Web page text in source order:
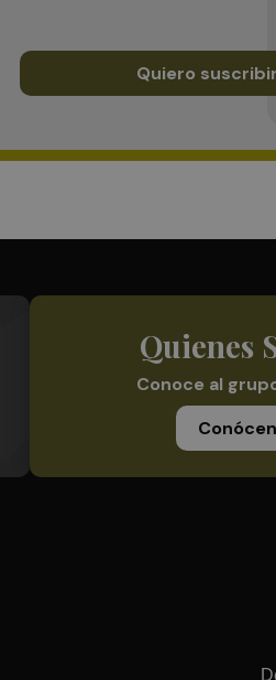
Quiero
Quienes
Conoce al